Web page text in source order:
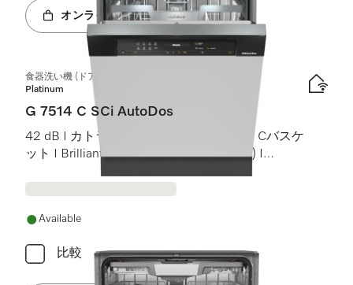
オンラインショップへ
食器洗い機 (ドア材取付専用タイプ)
Platinum
G 7514 C SCi AutoDos
42 dB I カトラリートレイ I MaxiComfort Cバスケ
ット I BrilliantLight (ブリリアントライト) I
Available
比較